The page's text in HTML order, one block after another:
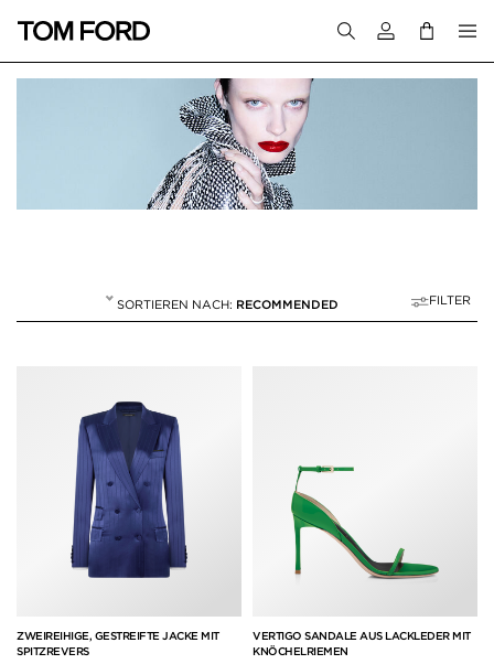
Melden Sie
RECOMMENDED FILTER
ZWEIREIHIGE, GESTREIFTE JACKE MIT
SPITZREVERS
VERTIGO SANDALE AUS LACKLEDER MIT
KNÖCHELRIEMEN